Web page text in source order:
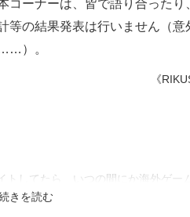
コーナーは、皆で語り合ったり
等の結果発表は行いません（意
）。
《
してたら、いつの間にか海外ゲー
きを読む